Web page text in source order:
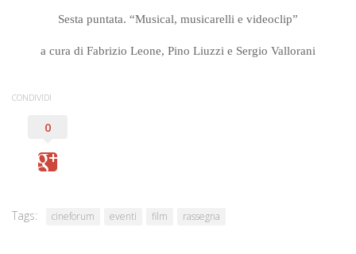
Sesta puntata. “Musical, musicarelli e videoclip”
a cura di Fabrizio Leone, Pino Liuzzi e Sergio Vallorani
CONDIVIDI
0
Tags: cineforum eventi film rassegna